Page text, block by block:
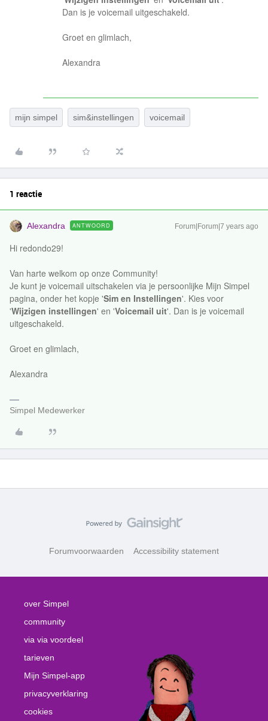
Dan is je voicemail uitgeschakeld.
Groet en glimlach,
Alexandra
mijn simpel sim&instellingen voicemail
1 reactie
Alexandra ANTWOORD Forum|Forum|7 years ago
Hi redondo29!
Van harte welkom op onze Community!
Je kunt je voicemail uitschakelen via je persoonlijke Mijn Simpel
pagina, onder het kopje 'Sim en Instellingen'. Kies voor
'Wijzigen instellingen' en 'Voicemail uit'. Dan is je voicemail
uitgeschakeld.
Groet en glimlach,
Alexandra
Simpel Medewerker
Forumvoorwaarden Accessibility statement
over Simpel
community
via via voordeel
tarieven
Mijn Simpel-app
privacyverklaring
cookies